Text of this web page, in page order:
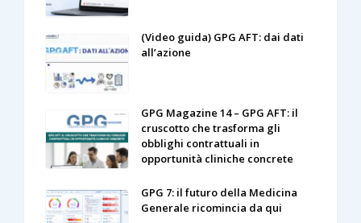
(Video guida) GPG AFT: dai dati
all’azione
GPG Magazine 14 – GPG AFT: il
cruscotto che trasforma gli
obblighi contrattuali in
opportunità cliniche concrete
GPG 7: il futuro della Medicina
Generale ricomincia da qui